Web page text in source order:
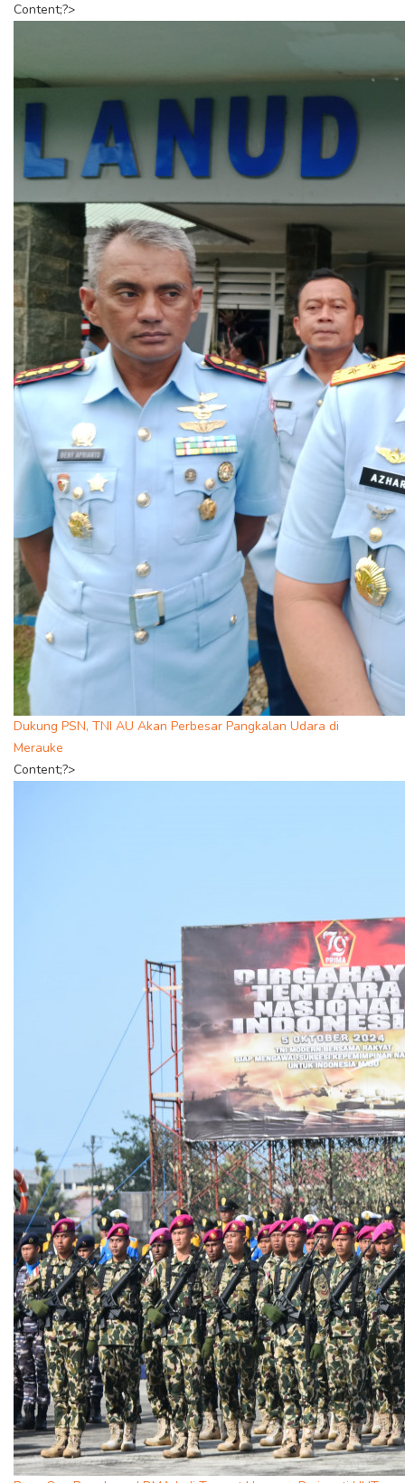
Content;?>
Dukung PSN, TNI AU Akan Perbesar Pangkalan Udara di
Merauke
Content;?>